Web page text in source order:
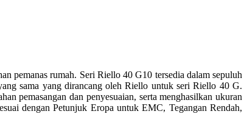
pemanas rumah. Seri Riello 40 G10 tersedia dalam sepuluh
sama yang dirancang oleh Riello untuk seri Riello 40 G.
pemasangan dan penyesuaian, serta menghasilkan ukuran
dengan Petunjuk Eropa untuk EMC, Tegangan Rendah,